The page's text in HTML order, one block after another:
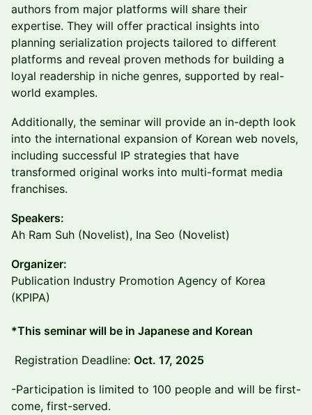
authors from major platforms will share their
expertise. They will offer practical insights into
planning serialization projects tailored to different
platforms and reveal proven methods for building a
loyal readership in niche genres, supported by real-
world examples.
Additionally, the seminar will provide an in-depth look
into the international expansion of Korean web novels,
including successful IP strategies that have
transformed original works into multi-format media
franchises.
Speakers:
Ah Ram Suh (Novelist), Ina Seo (Novelist)
Organizer:
Publication Industry Promotion Agency of Korea
(KPIPA)
*This seminar will be in Japanese and Korean
Registration Deadline: Oct. 17, 2025
-Participation is limited to 100 people and will be first-
come, first-served.